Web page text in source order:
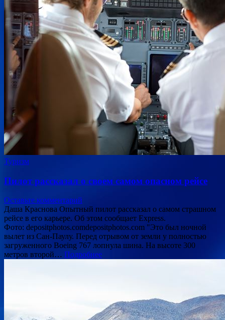
Туризм
Пилот рассказал о своем самом опасном рейсе
Оставьте комментарий
Даша Краснова Опытный пилот рассказал о самом страшном
рейсе в его карьере. Об этом сообщает Express.
Фото: depositphotos.comdepositphotos.com "Это был ночной
вылет из Сан-Паулу. Перед отрывом от земли у полностью
загруженного Boeing 767 лопнула шина. На высоте 300
метров второй… Подробнее